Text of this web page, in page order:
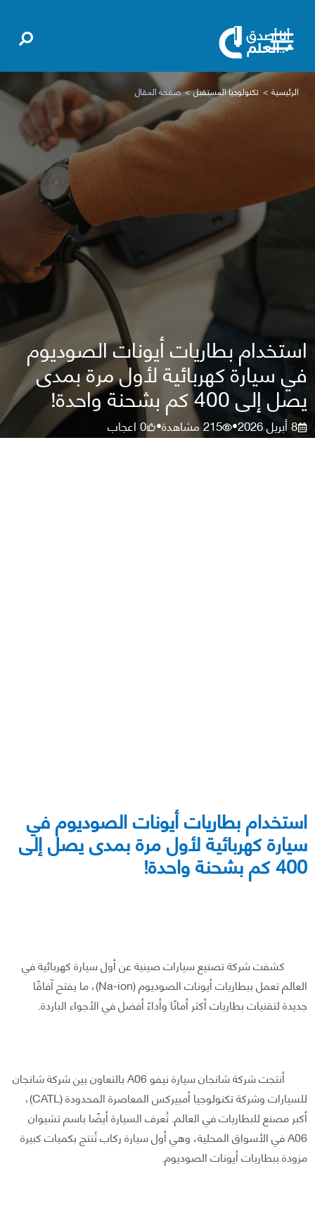
الرئيسية تكنولوجيا المستقبل صفحة المقال
استخدام بطاريات أيونات الصوديوم
في سيارة كهربائية لأول مرة بمدى
يصل إلى 400 كم بشحنة واحدة!
8 أبريل 2026 •
215مشاهدة•
0اعجاب
استخدام بطاريات أيونات الصوديوم في
سيارة كهربائية لأول مرة بمدى يصل إلى
400 كم بشحنة واحدة!
كشفت شركة تصنيع سيارات صينية عن أول سيارة كهربائية في
العالم تعمل ببطاريات أيونات الصوديوم (Na-ion)، ما يفتح آفاقًا
جديدة لتقنيات بطاريات أكثر أمانًا وأداءً أفضل في الأجواء الباردة.
أنتجت شركة شانجان سيارة نيفو A06 بالتعاون بين شركة شانجان
للسيارات وشركة تكنولوجيا أمبيركس المعاصرة المحدودة (CATL)،
أكبر مصنع للبطاريات في العالم. تُعرف السيارة أيضًا باسم تشيوان
A06 في الأسواق المحلية، وهي أول سيارة ركاب تُنتج بكميات كبيرة
مزودة ببطاريات أيونات الصوديوم.